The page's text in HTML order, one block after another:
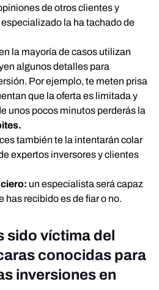
de otros clientes y
la ha tachado de
la mayoría de casos utilizan
algunos detalles para
Por ejemplo, te meten prisa
que la oferta es limitada y
unos pocos minutos perderás la
también te la intentarán colar
expertos inversores y clientes
un especialista será capaz
has recibido es de fiar o no.
sido víctima del
conocidas para
inversiones en